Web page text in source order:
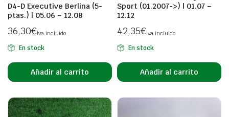
D4-D Executive Berlina (5-
ptas.) | 05.06 – 12.08
36,30€Iva incluido
En stock
Añadir al carrito
Sport (01.2007->) | 01.07 –
12.12
42,35€Iva incluido
En stock
Añadir al carrito